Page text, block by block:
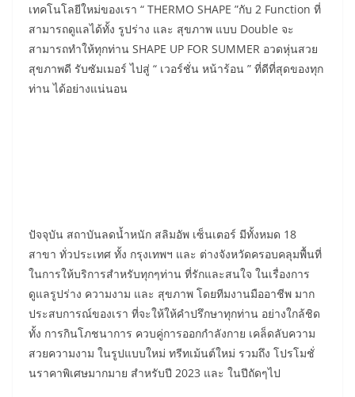
เทคโนโลยีใหม่ของเรา “ THERMO SHAPE ”กับ 2 Function ที่
สามารถดูแลได้ทั้ง รูปร่าง และ สุขภาพ แบบ Double จะ
สามารถทำให้ทุกท่าน SHAPE UP FOR SUMMER อวดหุ่นสวย
สุขภาพดี รับซัมเมอร์ ไปสู่ “ เวอร์ชั่น หน้าร้อน ” ที่ดีที่สุดของทุก
ท่าน ได้อย่างแน่นอน
ปัจจุบัน สถาบันลดน้ำหนัก สลิมอัพ เซ็นเตอร์ มีทั้งหมด 18
สาขา ทั่วประเทศ ทั้ง กรุงเทพฯ และ ต่างจังหวัดครอบคลุมพื้นที่
ในการให้บริการสำหรับทุกๆท่าน ที่รักและสนใจ ในเรื่องการ
ดูแลรูปร่าง ความงาม และ สุขภาพ โดยทีมงานมืออาชีพ มาก
ประสบการณ์ของเรา ที่จะให้ให้คำปรึกษาทุกท่าน อย่างใกล้ชิด
ทั้ง การกินโภชนาการ ควบคู่การออกกำลังกาย เคล็ดลับความ
สวยความงาม ในรูปแบบใหม่ ทรีทเม้นต์ใหม่ รวมถึง โปรโมชั่
นราคาพิเศษมากมาย สำหรับปี 2023 และ ในปีถัดๆไป